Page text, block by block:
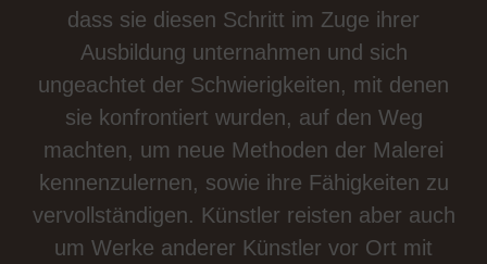
dass sie diesen Schritt im Zuge ihrer
Ausbildung unternahmen und sich
ungeachtet der Schwierigkeiten, mit denen
sie konfrontiert wurden, auf den Weg
machten, um neue Methoden der Malerei
kennenzulernen, sowie ihre Fähigkeiten zu
vervollständigen. Künstler reisten aber auch
um Werke anderer Künstler vor Ort mit